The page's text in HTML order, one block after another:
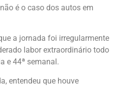
é o caso dos autos em
a jornada foi irregularmente
labor extraordinário todo
e 44ª semanal.
entendeu que houve